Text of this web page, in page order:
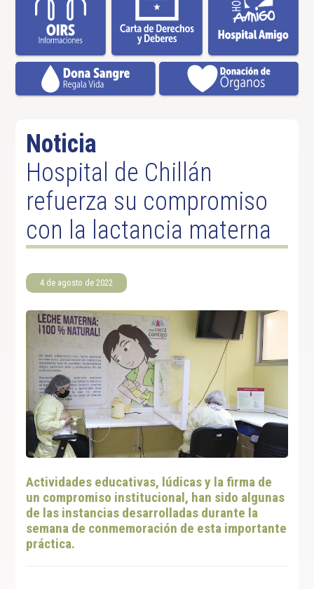
Noticia
Hospital de Chillán
refuerza su compromiso
con la lactancia materna
4 de agosto de 2022
Actividades educativas, lúdicas y la firma de
un compromiso institucional, han sido algunas
de las instancias desarrolladas durante la
semana de conmemoración de esta importante
práctica.